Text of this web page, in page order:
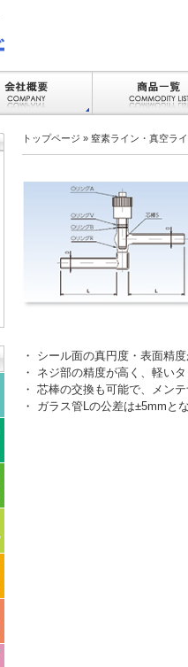
トップページ » 窒素ライン・真空ラ
・ シール面の真円度・表面精
・ ネジ部の精度が高く、軽い
・ 芯棒の交換も可能で、メン
・ ガラス管Lの公差は±5mmと